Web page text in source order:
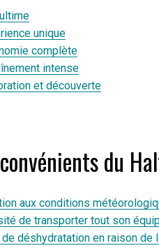
unique
complète
intense
et découverte
du
aux conditions
de transporter tout son
de déshydratation en raison de